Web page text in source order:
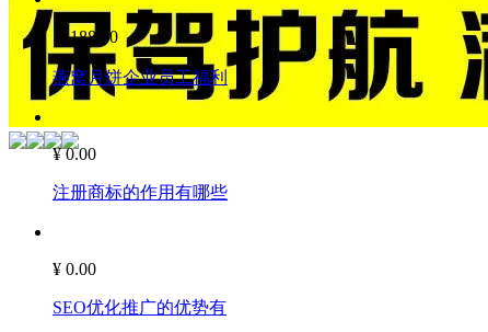
￥188.00
燕窝月饼企业员工福利
¥ 0.00
注册商标的作用有哪些
¥ 0.00
SEO优化推广的优势有